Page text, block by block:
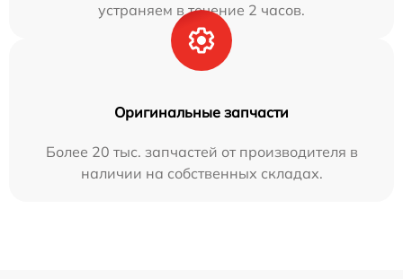
устраняем в течение 2 часов.
Оригинальные запчасти
Более 20 тыс. запчастей от производителя в
наличии на собственных складах.